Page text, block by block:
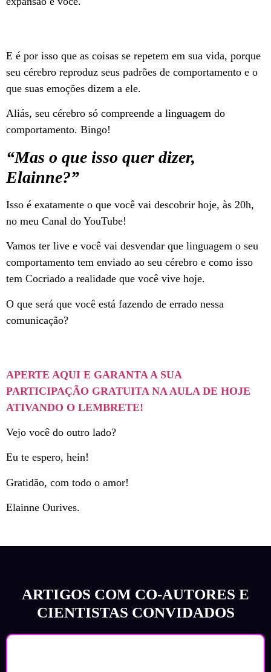
E é por isso que as coisas se repetem em sua vida, porque
seu cérebro reproduz seus padrões de comportamento e o
que suas emoções dizem a ele.
Aliás, seu cérebro só compreende a linguagem do
comportamento. Bingo!
“Mas o que isso quer dizer,
Elainne?”
Isso é exatamente o que você vai descobrir hoje, às 20h,
no meu Canal do YouTube!
Vamos ter live e você vai desvendar que linguagem o seu
comportamento tem enviado ao seu cérebro e como isso
tem Cocriado a realidade que você vive hoje.
O que será que você está fazendo de errado nessa
comunicação?
APERTE AQUI E GARANTA A SUA
PARTICIPAÇÃO GRATUITA NA AULA DE HOJE
ATIVANDO O LEMBRETE!
Vejo você do outro lado?
Eu te espero, hein!
Gratidão, com todo o amor!
Elainne Ourives.
ARTIGOS COM CO-AUTORES E
CIENTISTAS CONVIDADOS